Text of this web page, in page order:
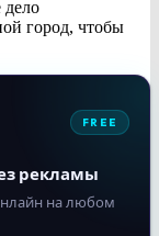
дело
город, чтобы
FREE
рекламы
на любом